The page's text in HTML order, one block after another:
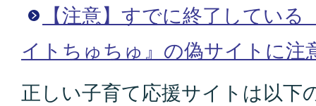
【注意】すでに終了してい
イトちゅちゅ』の偽サイトに注
正しい子育て応援サイトは以下